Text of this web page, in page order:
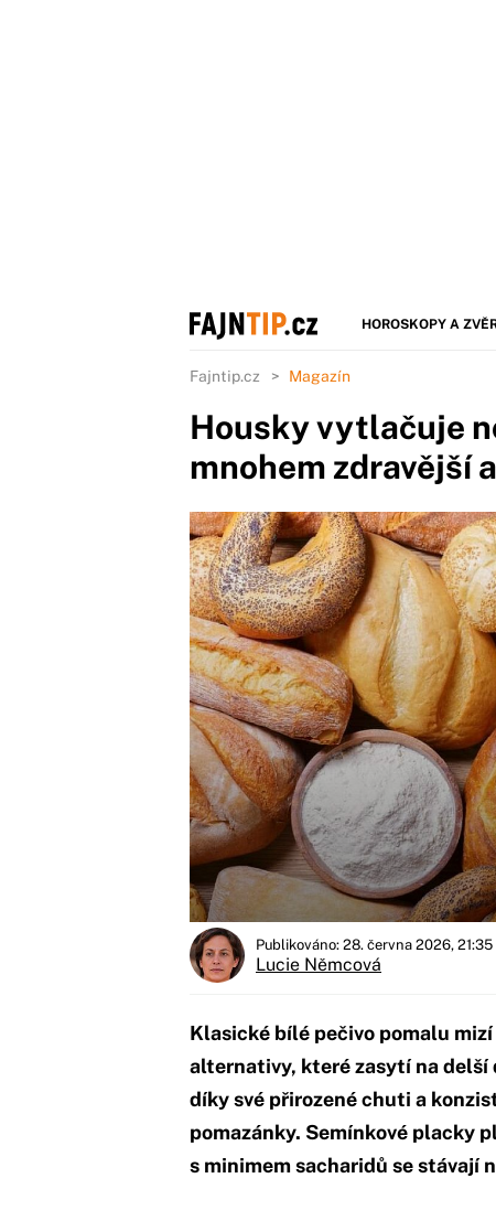
HOROSKOPY A
Fajntip.cz Magazín
Housky vytlačuje
mnohem zdravější
Publikováno: 28. června 2026, 21:35
Lucie Němcová
Klasické bílé pečivo pomalu
alternativy, které zasytí na
díky své přirozené chuti a
pomazánky. Semínkové placky
s minimem sacharidů se stávají